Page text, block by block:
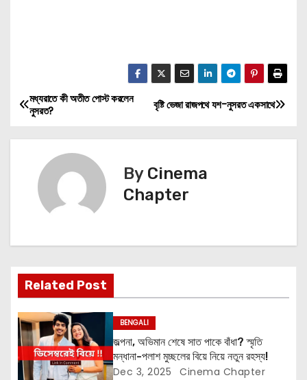
P
o
a
v
i
g
a
বৃষ্টি ভেজা রাজপথে যশ-নুসরত একসাথে
মধ্যরাতে কী অতীত পোস্ট করলেন
নুসরত?
By Cinema
Chapter
Related Post
BENGALI
জল্পনা, অভিমান শেষে সাত পাকে বাঁধা? স্মৃতি
মন্ধানা-পলাশ মুচ্ছলের বিয়ে নিয়ে নতুন রহস্য!
Dec 3, 2025 Cinema Chapter